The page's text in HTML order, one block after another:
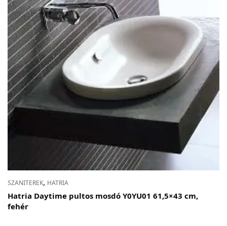
SZANITEREK, HATRIA
Hatria Daytime pultos mosdó Y0YU01 61,5×43 cm,
fehér